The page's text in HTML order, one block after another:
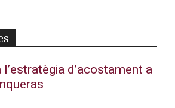
d’acostament a